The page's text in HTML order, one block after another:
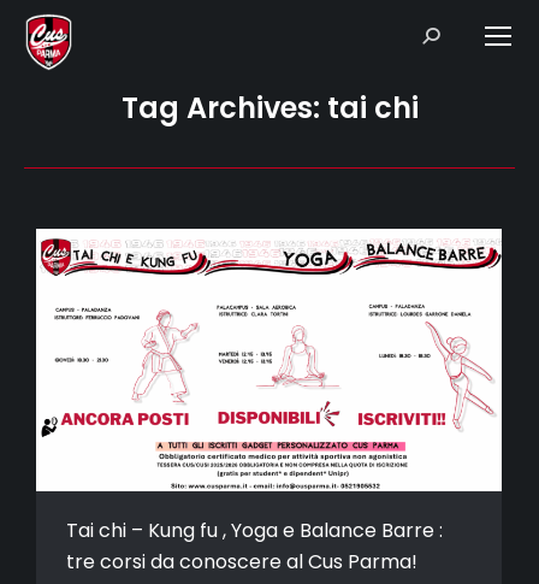
Search:
Tag Archives: tai chi
Tai chi – Kung fu , Yoga e Balance Barre :
tre corsi da conoscere al Cus Parma!